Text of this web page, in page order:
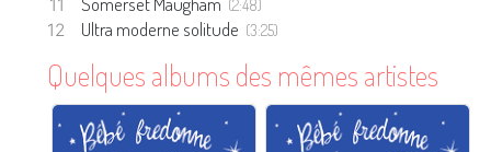
(2:48)
Ultra moderne solitude (3:25)
Quelques albums des mêmes artistes